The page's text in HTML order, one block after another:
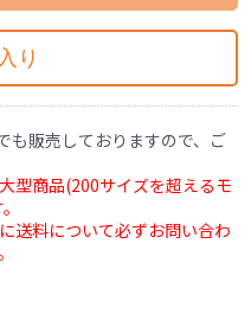
り
も販売しておりますので、ご
型商品(200サイズを超えるモ
送料について必ずお問い合わ